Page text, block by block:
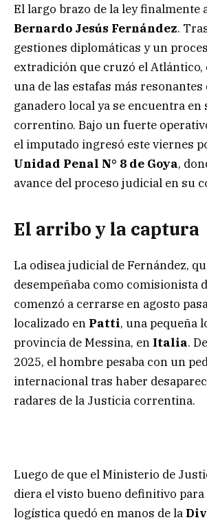
El largo brazo de la ley finalmente
Bernardo Jesús Fernández.
gestiones diplomáticas y un
extradición que cruzó el Atlántico,
una de las estafas más resonantes
ganadero local ya se encuentra en
correntino. Bajo un fuerte
el imputado ingresó este viernes
Unidad Penal N° 8 de Goya,
avance del proceso judicial en su
El arribo y la captura
La odisea judicial de Fernández,
desempeñaba como comisionista
comenzó a cerrarse en agosto
localizado en Patti, una pequeña
provincia de Messina, en Italia.
2025, el hombre pesaba con un
internacional tras haber
radares de la Justicia correntina.
Luego de que el Ministerio de
diera el visto bueno definitivo
logística quedó en manos de la